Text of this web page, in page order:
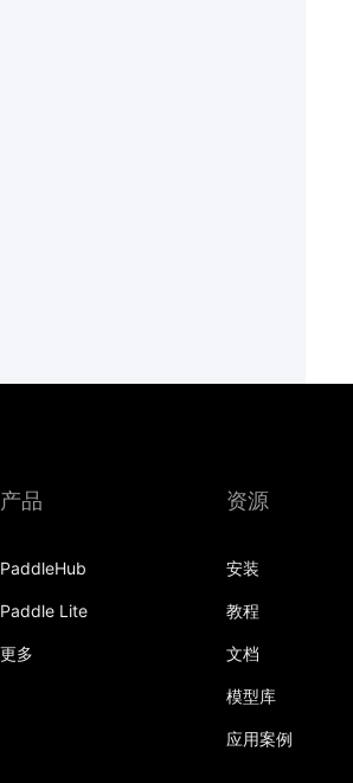
产品
PaddleHub
Paddle Lite
更多
资源
安装
教程
文档
模型库
应用案例